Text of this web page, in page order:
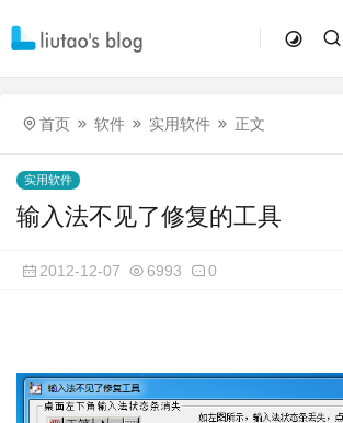
首页 软件 实用软件 正文
实用软件
输入法不见了修复的工具
2012-12-07 6993 0